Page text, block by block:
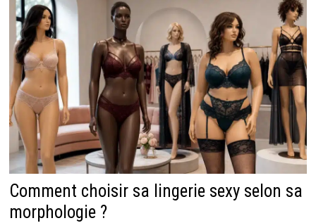
Comment choisir sa lingerie sexy selon sa
morphologie ?